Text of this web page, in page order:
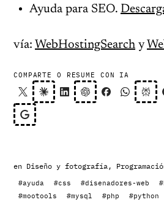
Ayuda para SEO.
vía: WebHostingSearch y
COMPARTE O RESUME CON IA
en Diseño y fotografía,
#ayuda #css #disenadores-web
#mootools
#mysql #php #python